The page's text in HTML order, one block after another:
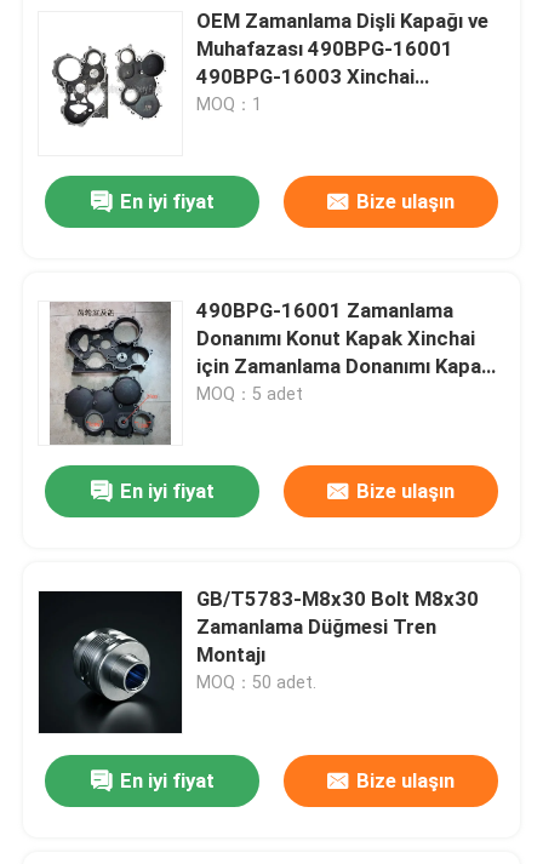
OEM Zamanlama Dişli Kapağı ve
Muhafazası 490BPG-16001
490BPG-16003 Xinchai
A490BPG 4D27G31 Forklift için
MOQ：1
En iyi fiyat Bize ulaşın
490BPG-16001 Zamanlama
Donanımı Konut Kapak Xinchai
için Zamanlama Donanımı Kapak
498BPG
MOQ：5 adet
En iyi fiyat Bize ulaşın
GB/T5783-M8x30 Bolt M8x30
Zamanlama Düğmesi Tren
Montajı
MOQ：50 adet.
En iyi fiyat Bize ulaşın